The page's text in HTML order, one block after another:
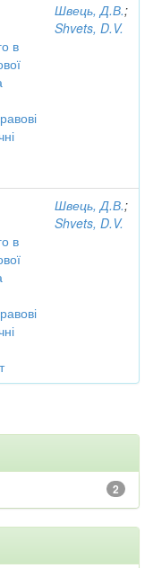
в
Швець, Д.В.;
Shvets, D.V.
в
Швець, Д.В.;
Shvets, D.V.
2